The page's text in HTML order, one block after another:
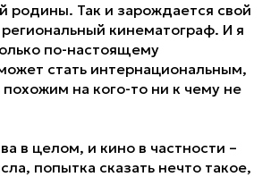
родины. Так и зарождается свой
кинематограф. И я
по-настоящему
стать интернациональным,
на кого-то ни к чему не
в целом, и кино в частности –
попытка сказать нечто такое,